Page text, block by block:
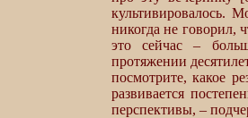
культивировалось.
никогда не говорил,
это сейчас –
протяжении
посмотрите, какое
развивается
перспективы, –